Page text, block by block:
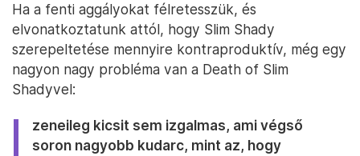
Ha a fenti aggályokat félretesszük, és
elvonatkoztatunk attól, hogy Slim Shady
szerepeltetése mennyire kontraproduktív, még egy
nagyon nagy probléma van a Death of Slim
Shadyvel:
zeneileg kicsit sem izgalmas, ami végső
soron nagyobb kudarc, mint az, hogy